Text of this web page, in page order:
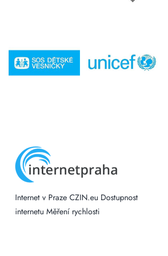
Internet v Praze CZIN.eu Dostupnost
internetu Měření rychlosti